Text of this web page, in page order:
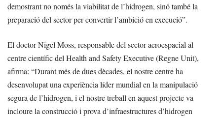
demostrant no només la viabilitat de l’hidrogen, sinó també la
preparació del sector per convertir l’ambició en execució”.
El doctor Nigel Moss, responsable del sector aeroespacial al
centre científic del Health and Safety Executive (Regne Unit),
afirma: “Durant més de dues dècades, el nostre centre ha
desenvolupat una experiència líder mundial en la manipulació
segura de l’hidrogen, i el nostre treball en aquest projecte va
incloure la construcció i prova d’infraestructures d’hidrogen